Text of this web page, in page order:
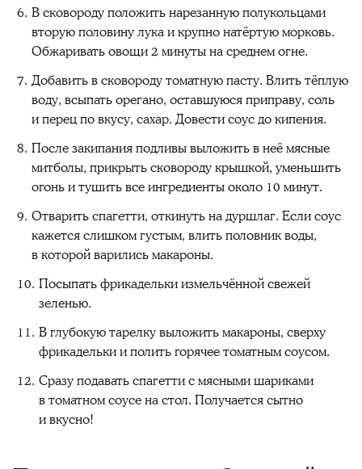
В сковороду положить нарезанную полукольцами
вторую половину лука и крупно натёртую морковь.
Обжаривать овощи 2 минуты на среднем огне.
Добавить в сковороду томатную пасту. Влить тёплую
воду, всыпать орегано, оставшуюся приправу, соль
и перец по вкусу, сахар. Довести соус до кипения.
После закипания подливы выложить в неё мясные
митболы, прикрыть сковороду крышкой, уменьшить
огонь и тушить все ингредиенты около 10 минут.
Отварить спагетти, откинуть на дуршлаг. Если соус
кажется слишком густым, влить половник воды,
в которой варились макароны.
Посыпать фрикадельки измельчённой свежей
зеленью.
В глубокую тарелку выложить макароны, сверху
фрикадельки и полить горячее томатным соусом.
Сразу подавать спагетти с мясными шариками
в томатном соусе на стол. Получается сытно
и вкусно!